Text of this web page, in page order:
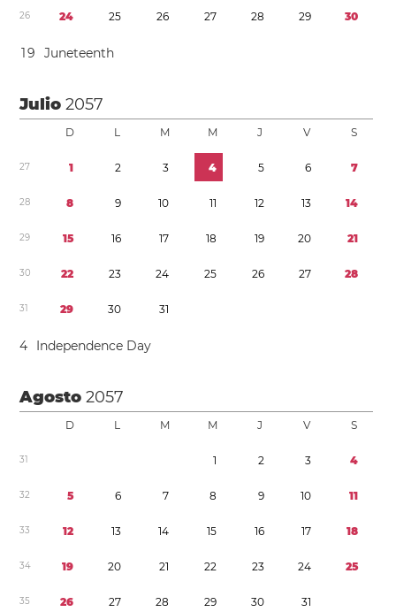
26 24 25 26 27 28 29 30
19 Juneteenth
Julio2057
D L M M J V S
27 1 2 3 4 5 6 7
28 8 9 10 11 12 13 14
29 15 16 17 18 19 20 21
30 22 23 24 25 26 27 28
31 29 30 31
4 Independence Day
Agosto2057
D L M M J V S
31 1 2 3 4
32 5 6 7 8 9 10 11
33 12 13 14 15 16 17 18
34 19 20 21 22 23 24 25
35 26 27 28 29 30 31